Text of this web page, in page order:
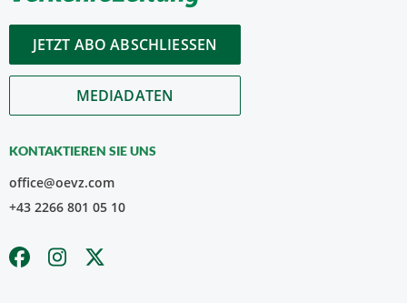
JETZT ABO ABSCHLIESSEN
MEDIADATEN
KONTAKTIEREN SIE UNS
office@oevz.com
+43 2266 801 05 10